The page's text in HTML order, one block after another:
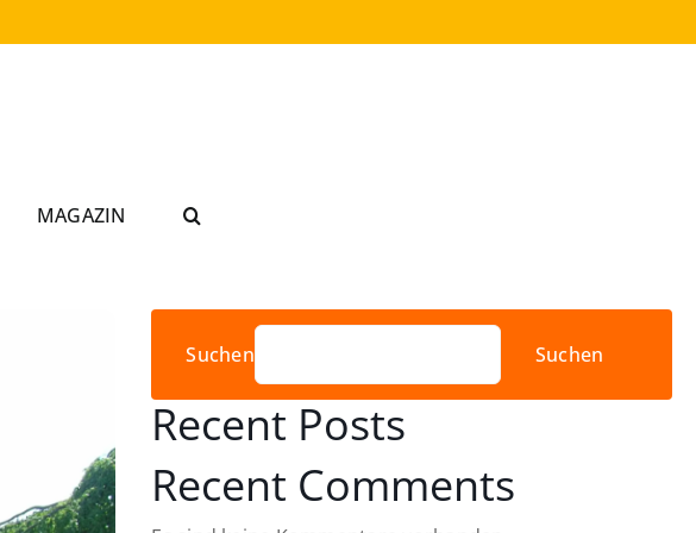
MAGAZIN
Suchen Suchen
Recent Posts
Recent Comments